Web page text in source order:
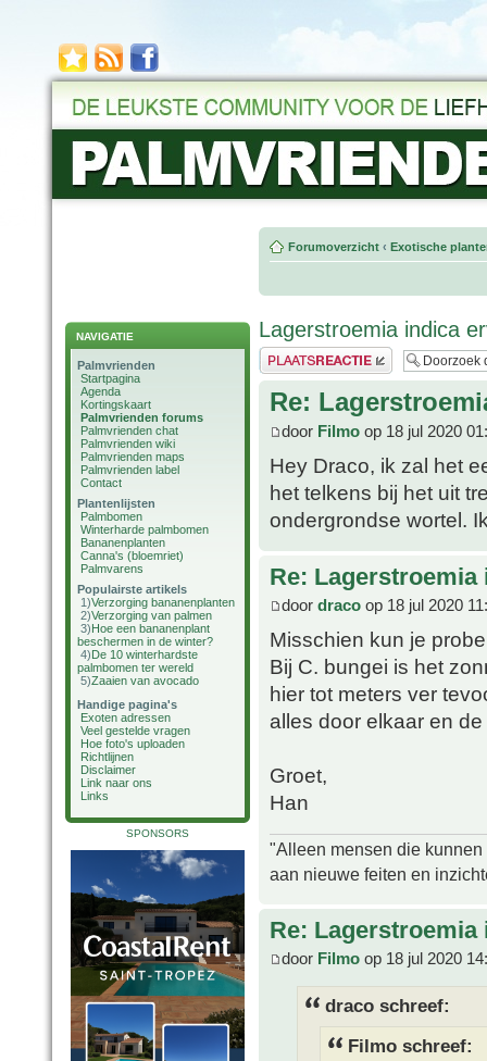
NAVIGATIE
Palmvrienden
Startpagina
Agenda
Kortingskaart
Palmvrienden forums
Palmvrienden chat
Palmvrienden wiki
Palmvrienden maps
Palmvrienden label
Contact
Plantenlijsten
Palmbomen
Winterharde palmbomen
Bananenplanten
Canna's (bloemriet)
Palmvarens
Populairste artikels
1)Verzorging bananenplanten
2)Verzorging van palmen
3)Hoe een bananenplant
beschermen in de winter?
4)De 10 winterhardste
palmbomen ter wereld
5)Zaaien van avocado
Handige pagina's
Exoten adressen
Veel gestelde vragen
Hoe foto's uploaden
Richtlijnen
Disclaimer
Link naar ons
Links
SPONSORS
Forumoverzicht ‹ Exotische
Lagerstroemia indica
Plaats een reactie
Re:
door Filmo op 18 jul 2020
Hey Draco, ik zal het
het telkens bij het uit
ondergrondse wortel.
Re:
door draco op 18 jul 2020
Misschien kun je
Bij C. bungei is het
hier tot meters ver
alles door elkaar en
Groet,
Han
"Alleen mensen die
aan nieuwe feiten en
Re:
door Filmo op 18 jul 2020
draco schreef:
Filmo schreef: